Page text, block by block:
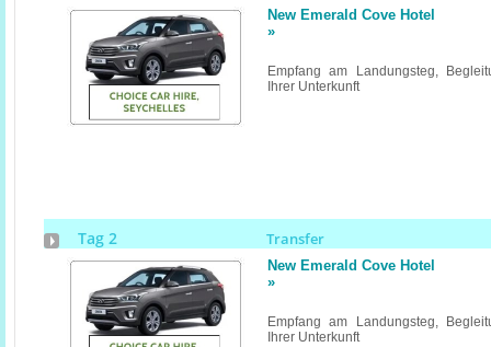
New Emerald Cove Hotel
»
Empfang am Landungsteg,
Ihrer Unterkunft
Tag 2 Transfer
New Emerald Cove Hotel
»
Empfang am Landungsteg,
Ihrer Unterkunft